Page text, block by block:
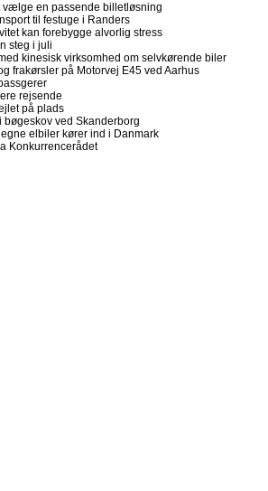
en passende billetløsning
til festuge i Randers
kan forebygge alvorlig stress
steg i juli
kinesisk virksomhed om selvkørende biler
frakørsler på Motorvej E45 ved Aarhus
rejsende
på plads
bøgeskov ved Skanderborg
elbiler kører ind i Danmark
Konkurrencerådet